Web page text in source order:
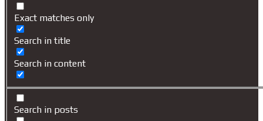
Exact matches only
Search in title
Search in content
Search in posts